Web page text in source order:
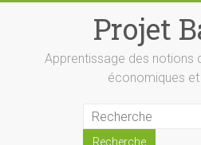
Projet
Apprentissage des notions
économiques